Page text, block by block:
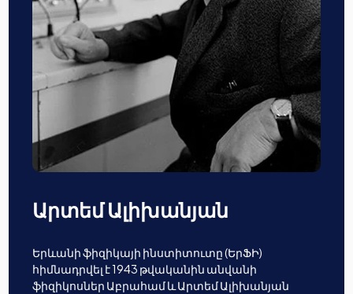
Արտեմ Ալիխանյան
Երևանի ֆիզիկայի ինստիտուտը (ԵրՖԻ)
հիմնադրվել է 1943 թվականին անվանի
ֆիզիկոսներ Աբրահամ և Արտեմ Ալիխանյան